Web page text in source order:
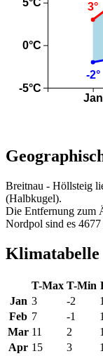
Breitnau - Höllsteig
(Halbkugel).
Die Entfernung zum
Nordpol sind es 4677
Klimatabelle
T-Max T-Min
Jan 3 -2
Feb 7 -1
Mar 11 2
Apr 15 3